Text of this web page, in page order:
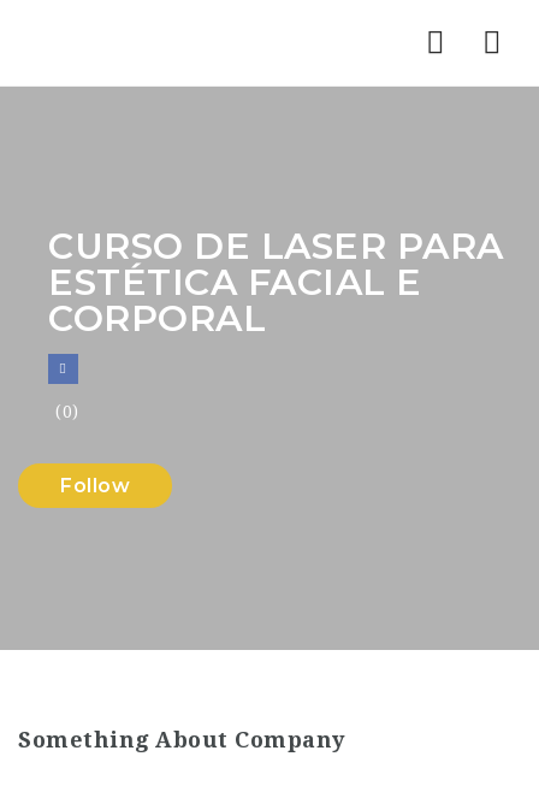
CURSO DE LASER PARA
ESTÉTICA FACIAL E
CORPORAL
(0)
Follow
Something About Company